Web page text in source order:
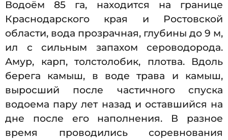
Водоём 85 га, находится на границе
Краснодарского края и Ростовской
области, вода прозрачная, глубины до 9 м,
ил с сильным запахом сероводорода.
Амур, карп, толстолобик, плотва. Вдоль
берега камыш, в воде трава и камыш,
выросший после частичного спуска
водоема пару лет назад и оставшийся на
дне после его наполнения. В разное
время проводились соревнования